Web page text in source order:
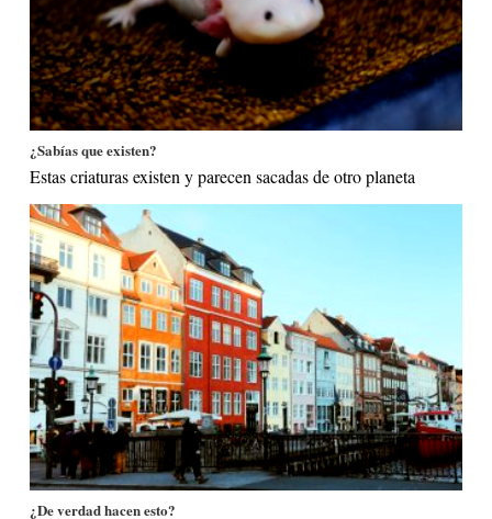
¿Sabías que existen?
Estas criaturas existen y parecen sacadas de otro planeta
¿De verdad hacen esto?